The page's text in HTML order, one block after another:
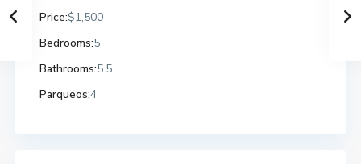
Price:$1,500
Bedrooms:5
Bathrooms:5.5
Parqueos:4